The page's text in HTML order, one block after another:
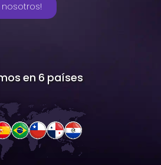
en 6 países